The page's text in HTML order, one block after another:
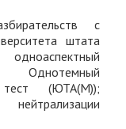
с
штата
тест (ЮТА(М));